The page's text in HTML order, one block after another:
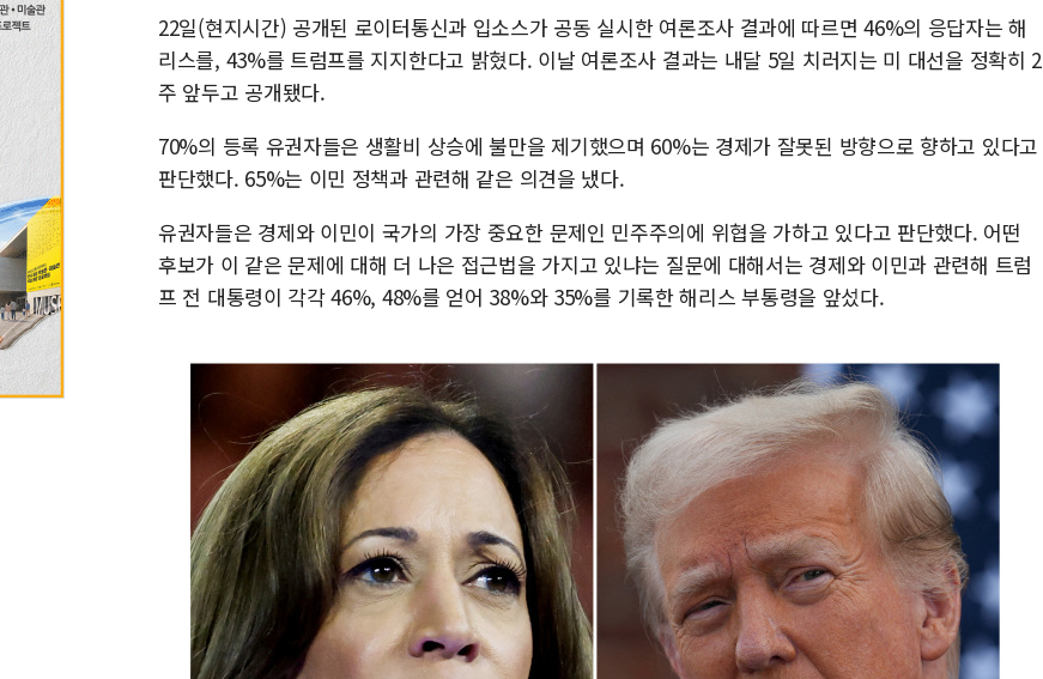
22일(현지시간) 공개된 로이터통신과 입소스가 공동 실시한 여론조사 결과에 따르면 46%의 응답자는 해
리스를, 43%를 트럼프를 지지한다고 밝혔다. 이날 여론조사 결과는 내달 5일 치러지는 미 대선을 정확히 2
주 앞두고 공개됐다.
70%의 등록 유권자들은 생활비 상승에 불만을 제기했으며 60%는 경제가 잘못된 방향으로 향하고 있다고
판단했다. 65%는 이민 정책과 관련해 같은 의견을 냈다.
유권자들은 경제와 이민이 국가의 가장 중요한 문제인 민주주의에 위협을 가하고 있다고 판단했다. 어떤
후보가 이 같은 문제에 대해 더 나은 접근법을 가지고 있냐는 질문에 대해서는 경제와 이민과 관련해 트럼
프 전 대통령이 각각 46%, 48%를 얻어 38%와 35%를 기록한 해리스 부통령을 앞섰다.